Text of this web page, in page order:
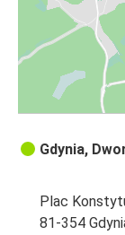
Gdynia,
Plac
81-354